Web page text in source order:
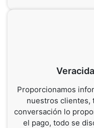
Proporcionamos
nuestros clientes,
conversación lo
el pago, todo se